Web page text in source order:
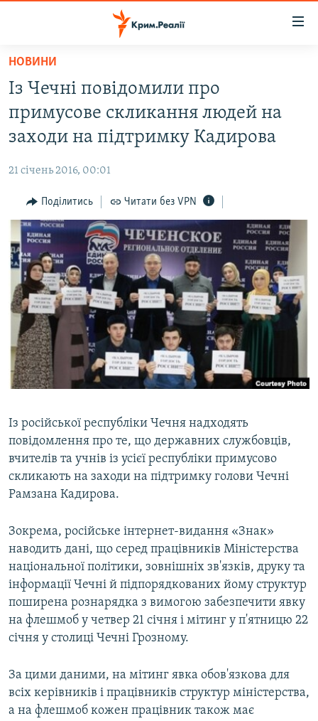
Перейти
основного
матеріалу
Перейти
до
основної
Перейти
до
пошуку
ВІДЕО ТА ФОТО
БЛОГИ
ПОГЛЯД
ІНТЕРВ'Ю
ВСЕ ЗА ДЕНЬ
СПЕЦПРОЕКТИ
ДЕПОРТАЦІЯ
ВІДЕОУРОКИ «ELIFBE»
СВІДЧЕННЯ ОКУПАЦІЇ
УКРАЇНСЬКА ПРОБЛЕМА КРИМУ
ЯК ОБІЙТИ БЛОКУВАННЯ
Русский
Qırımtatar
Усі сайти RFE/RL
НОВИНИ
Із Чечні повідомили про
примусове скликання людей на
заходи на підтримку Кадирова
21 січень 2016, 00:01
Поділитись Читати без VPN
Із російської республіки Чечня надходять
повідомлення про те, що державних службовців,
вчителів та учнів із усієї республіки примусово
скликають на заходи на підтримку голови Чечні
Рамзана Кадирова.
Зокрема, російське інтернет-видання «Знак»
наводить дані, що серед працівників Міністерства
національної політики, зовнішніх зв'язків, друку та
інформації Чечні й підпорядкованих йому структур
поширена рознарядка з вимогою забезпечити явку
на флешмоб у четвер 21 січня і мітинг у п'ятницю 22
січня у столиці Чечні Грозному.
За цими даними, на мітинг явка обов'язкова для
всіх керівників і працівників структур міністерства,
а на флешмоб кожен працівник також має